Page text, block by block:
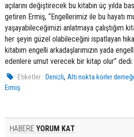
açılarını değiştirecek bu kitabın üç yılda
getiren Ermiş, “Engellerimiz ile bu hayatı
yaşayabileceğimizi anlatmaya çalıştığım
her şeyin güzel olabileceğini ispatlayan
kitabım engelli arkadaşlarımızın yada
edenlere umut verecek bir kitap olur” dedi.
Etiketler : Denizli,Altı nokta körler derneği
Ermiş
HABERE YORUM KAT